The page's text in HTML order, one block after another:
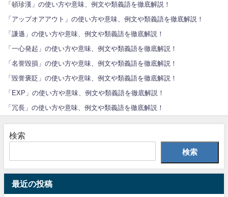
「頓珍漢」の使い方や意味、例文や類義語を徹底解説！
「アップオアアウト」の使い方や意味、例文や類義語を徹底解説！
「謙遜」の使い方や意味、例文や類義語を徹底解説！
「一心発起」の使い方や意味、例文や類義語を徹底解説！
「名誉毀損」の使い方や意味、例文や類義語を徹底解説！
「毀誉褒貶」の使い方や意味、例文や類義語を徹底解説！
「EXP」の使い方や意味、例文や類義語を徹底解説！
「冗長」の使い方や意味、例文や類義語を徹底解説！
検索
検索
最近の投稿